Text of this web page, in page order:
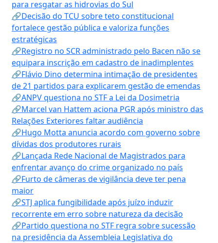
para resgatar as hidrovias do Sul
🔗Decisão do TCU sobre teto constitucional
fortalece gestão pública e valoriza funções
estratégicas
🔗Registro no SCR administrado pelo Bacen não se
equipara inscrição em cadastro de inadimplentes
🔗Flávio Dino determina intimação de presidentes
de 21 partidos para explicarem gestão de emendas
🔗ANPV questiona no STF a Lei da Dosimetria
🔗Marcel van Hattem aciona PGR após ministro das
Relações Exteriores faltar audiência
🔗Hugo Motta anuncia acordo com governo sobre
dívidas dos produtores rurais
🔗Lançada Rede Nacional de Magistrados para
enfrentar avanço do crime organizado no país
🔗Furto de câmeras de vigilância deve ter pena
maior
🔗STJ aplica fungibilidade após juízo induzir
recorrente em erro sobre natureza da decisão
🔗Partido questiona no STF regra sobre sucessão
na presidência da Assembleia Legislativa do